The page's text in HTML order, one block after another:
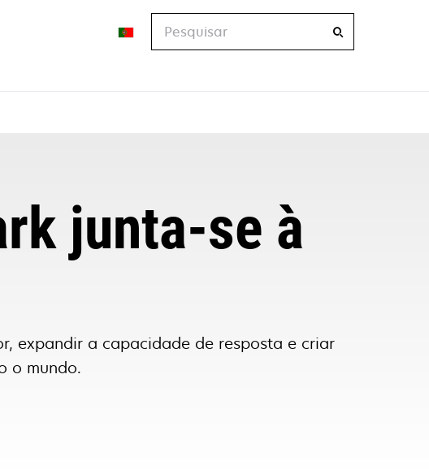
junta-se à
expandir a capacidade de resposta e criar
o mundo.